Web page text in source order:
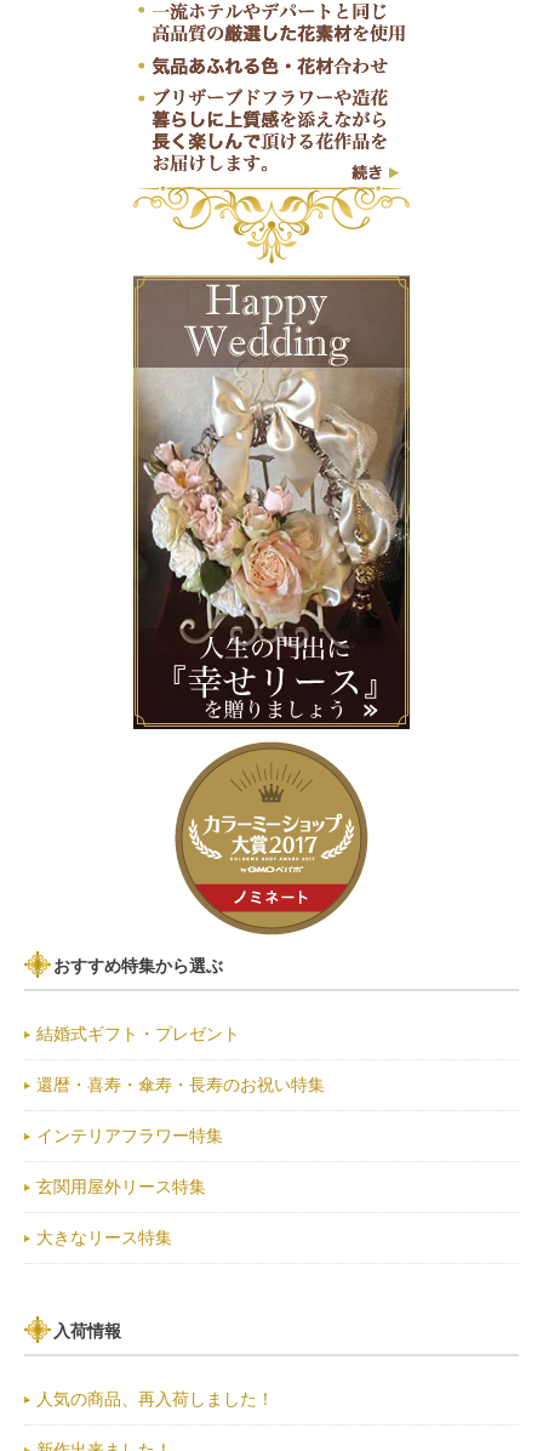
おすすめ特集から選ぶ
結婚式ギフト・プレゼント
還暦・喜寿・傘寿・長寿のお祝い特集
インテリアフラワー特集
玄関用屋外リース特集
大きなリース特集
入荷情報
人気の商品、再入荷しました！